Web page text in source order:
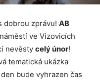
dobrou zprávu! AB
ve Vizovicích
nevěsty celý únor!
tematická ukázka
bude vyhrazen čas